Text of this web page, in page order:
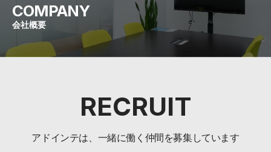
会社概要
COMPANY
RECRUIT
アドインテは、一緒に働く仲間を募集しています